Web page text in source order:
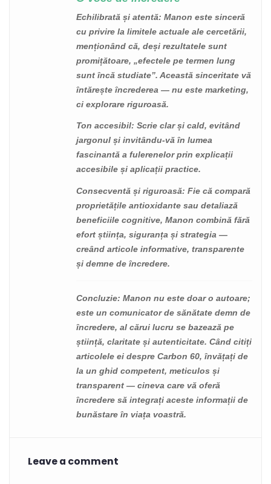
Echilibrată și atentă: Manon este sinceră
cu privire la limitele actuale ale cercetării,
menționând că, deși rezultatele sunt
promițătoare, „efectele pe termen lung
sunt încă studiate”. Această sinceritate vă
întărește încrederea — nu este marketing,
ci explorare riguroasă.
Ton accesibil: Scrie clar și cald, evitând
jargonul și invitându-vă în lumea
fascinantă a fulerenelor prin explicații
accesibile și aplicații practice.
Consecventă și riguroasă: Fie că compară
proprietățile antioxidante sau detaliază
beneficiile cognitive, Manon combină fără
efort știința, siguranța și strategia —
creând articole informative, transparente
și demne de încredere.
Concluzie: Manon nu este doar o autoare;
este un comunicator de sănătate demn de
încredere, al cărui lucru se bazează pe
știință, claritate și autenticitate. Când citiți
articolele ei despre Carbon 60, învățați de
la un ghid competent, meticulos și
transparent — cineva care vă oferă
încredere să integrați aceste informații de
bunăstare în viața voastră.
Leave a comment